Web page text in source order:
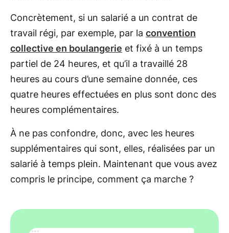
Concrètement, si un salarié a un contrat de
travail régi, par exemple, par la convention
collective en boulangerie et fixé à un temps
partiel de 24 heures, et qu’il a travaillé 28
heures au cours d’une semaine donnée, ces
quatre heures effectuées en plus sont donc des
heures complémentaires.
À ne pas confondre, donc, avec les heures
supplémentaires qui sont, elles, réalisées par un
salarié à temps plein. Maintenant que vous avez
compris le principe, comment ça marche ?